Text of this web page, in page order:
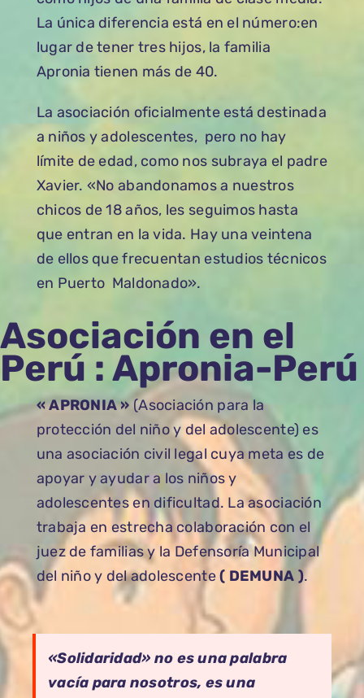
La única diferencia está en el número:en
lugar de tener tres hijos, la familia
Apronia tienen más de 40.
La asociación oficialmente está destinada
a niños y adolescentes, pero no hay
límite de edad, como nos subraya el padre
Xavier. «No abandonamos a nuestros
chicos de 18 años, les seguimos hasta
que entran en la vida. Hay una veintena
de ellos que frecuentan estudios técnicos
en Puerto Maldonado».
Asociación en el
Perú : Apronia-Perú
« APRONIA » (Asociación para la
protección del niño y del adolescente) es
una asociación civil legal cuya meta es de
apoyar y ayudar a los niños y
adolescentes en dificultad. La asociación
trabaja en estrecha colaboración con el
juez de familias y la Defensoría Municipal
del niño y del adolescente( DEMUNA ).
«Solidaridad» no es una palabra
vacía para nosotros, es una